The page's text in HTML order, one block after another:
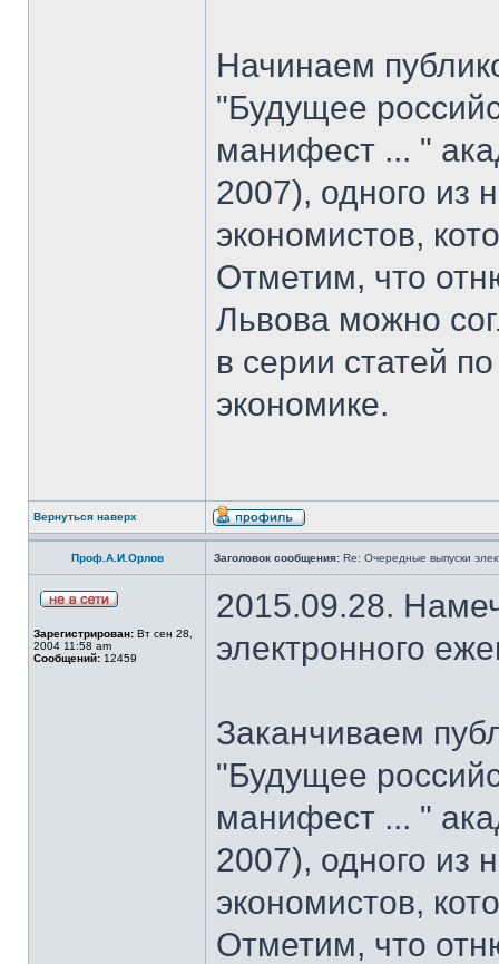
Начинаем
"Будущее
манифест ... "
2007), одного из
экономистов,
Отметим, что
Львова можно
в серии статей
экономике.
Вернуться наверх
Проф.А.И.Орлов Заголовок сообщения: Re: Очередные выпуски
Зарегистрирован: Вт сен 28,
2004 11:58 am
Сообщений: 12459
2015.09.28.
электронного
Заканчиваем
"Будущее
манифест ... "
2007), одного из
экономистов,
Отметим, что